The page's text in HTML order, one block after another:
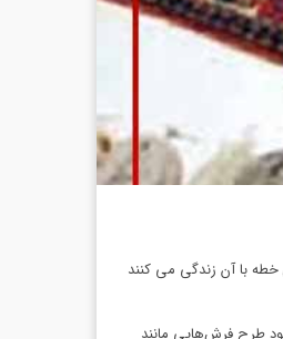
خطه با آن زندگی می کنند
آن وجود طرح فرش‌هایی مانند